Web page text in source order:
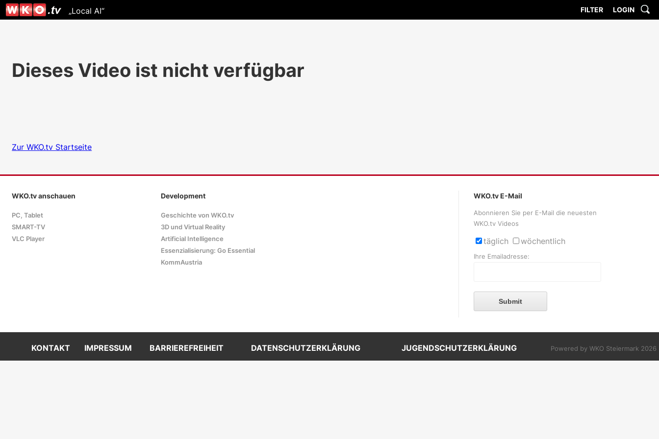
„Local AI“ FILTER LOGIN
Dieses Video ist nicht verfügbar
Zur WKO.tv Startseite
WKO.tv anschauen
PC, Tablet
SMART-TV
VLC Player
Development
Geschichte von WKO.tv
3D und Virtual Reality
Artificial Intelligence
Essenzialisierung: Go Essential
KommAustria
WKO.tv E-Mail
Abonnieren Sie per E-Mail die neuesten
WKO.tv Videos
täglich wöchentlich
Ihre Emailadresse:
Submit
KONTAKT IMPRESSUM BARRIEREFREIHEIT DATENSCHUTZERKLÄRUNG JUGENDSCHUTZERKLÄRUNG Powered by WKO Steiermark 2026